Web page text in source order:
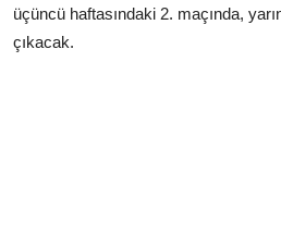
üçüncü haftasındaki 2. maçında,
çıkacak.